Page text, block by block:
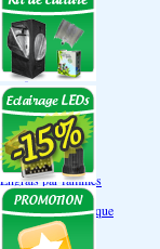
Hortibox
Homebox
Dark Room II
GrowLab
Box par taille
Box 40 cm
Box 60 cm
Box 80-90 cm
Box 120 cm
Autres tailles Box
Box double étages
Engrais par familles
Engrais terre
Engrais hydroponique
Engrais-Coco
Boosters